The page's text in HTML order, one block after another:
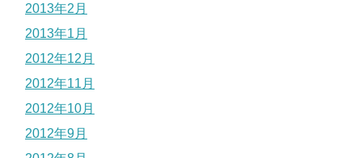
2013年2月
2013年1月
2012年12月
2012年11月
2012年10月
2012年9月